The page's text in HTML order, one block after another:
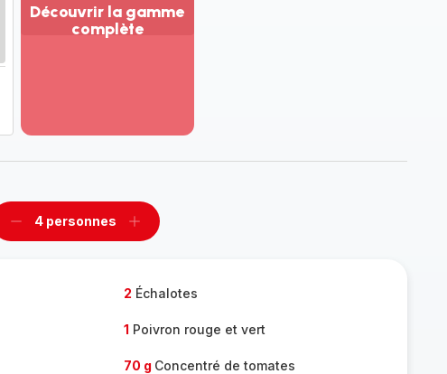
Découvrir la gamme
complète
gamme
Supprimer
4 personnes
Ajouter
2 Échalotes
1 Poivron rouge et vert
70 g Concentré de tomates